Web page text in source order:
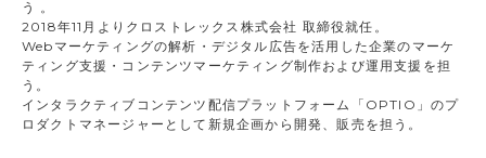
う 。
2018年11月よりクロストレックス株式会社 取締役就任。
Webマーケティングの解析・デジタル広告を活用した企業のマーケ
ティング支援・コンテンツマーケティング制作および運用支援を担
う。
インタラクティブコンテンツ配信プラットフォーム「OPTIO」のプ
ロダクトマネージャーとして新規企画から開発、販売を担う。